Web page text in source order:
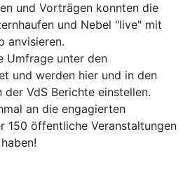
und Vorträgen konnten die
und Nebel "live" mit
anvisieren.
Umfrage unter den
und werden hier und in den
der VdS Berichte einstellen.
an die engagierten
150 öffentliche Veranstaltungen